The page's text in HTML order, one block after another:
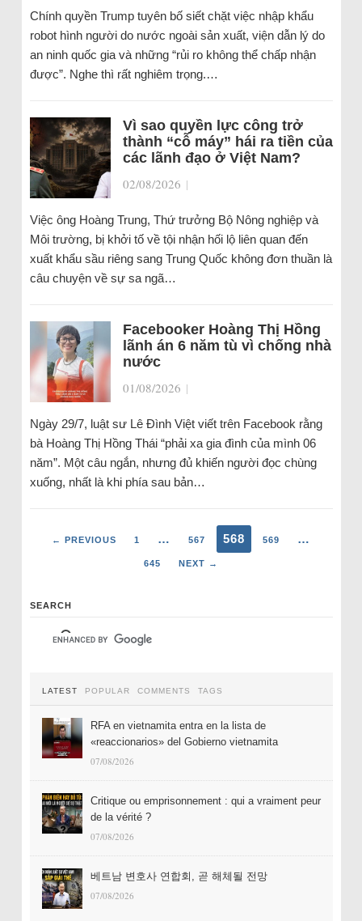
Chính quyền Trump tuyên bố siết chặt việc nhập khẩu
robot hình người do nước ngoài sản xuất, viện dẫn lý do
an ninh quốc gia và những “rủi ro không thể chấp nhận
được”. Nghe thì rất nghiêm trọng.…
Vì sao quyền lực công trở
thành “cỗ máy” hái ra tiền của
các lãnh đạo ở Việt Nam?
02/08/2026 |
Việc ông Hoàng Trung, Thứ trưởng Bộ Nông nghiệp và
Môi trường, bị khởi tố về tội nhận hối lộ liên quan đến
xuất khẩu sầu riêng sang Trung Quốc không đơn thuần là
câu chuyện về sự sa ngã…
Facebooker Hoàng Thị Hồng
lãnh án 6 năm tù vì chống nhà
nước
01/08/2026 |
Ngày 29/7, luật sư Lê Đình Việt viết trên Facebook rằng
bà Hoàng Thị Hồng Thái “phải xa gia đình của mình 06
năm”. Một câu ngắn, nhưng đủ khiến người đọc chùng
xuống, nhất là khi phía sau bản…
← PREVIOUS 1 … 567 568 569 …
645 NEXT →
SEARCH
LATEST POPULAR COMMENTS TAGS
RFA en vietnamita entra en la lista de
«reaccionarios» del Gobierno vietnamita
07/08/2026
Critique ou emprisonnement : qui a vraiment peur
de la vérité ?
07/08/2026
베트남 변호사 연합회, 곧 해체될 전망
07/08/2026